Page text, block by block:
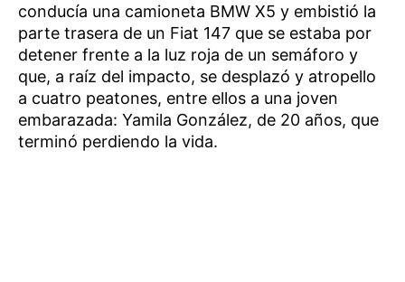
conducía una camioneta BMW X5 y embistió la
parte trasera de un Fiat 147 que se estaba por
detener frente a la luz roja de un semáforo y
que, a raíz del impacto, se desplazó y atropello
a cuatro peatones, entre ellos a una joven
embarazada: Yamila González, de 20 años, que
terminó perdiendo la vida.